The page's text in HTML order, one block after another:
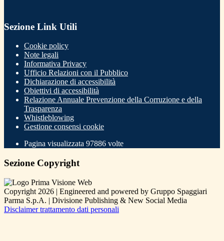
Sezione Link Utili
Cookie policy
Note legali
Informativa Privacy
Ufficio Relazioni con il Pubblico
Dichiarazione di accessibilità
Obiettivi di accessibilità
Relazione Annuale Prevenzione della Corruzione e della
Trasparenza
Whistleblowing
Gestione consensi cookie
Pagina visualizzata 97886 volte
Sezione Copyright
Copyright 2026 | Engineered and powered by Gruppo Spaggiari
Parma S.p.A. | Divisione Publishing & New Social Media
Disclaimer trattamento dati personali